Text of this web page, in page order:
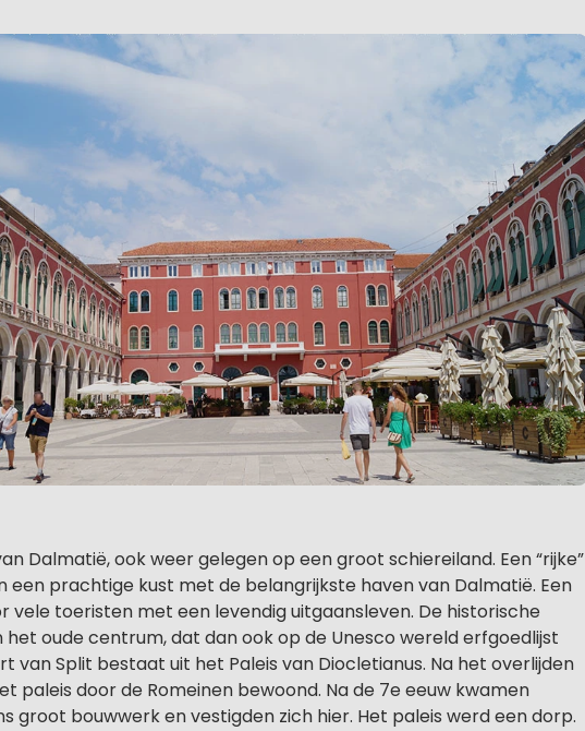
Dalmatië, ook weer gelegen op een groot schiereiland. Een “rijke”
een prachtige kust met de belangrijkste haven van Dalmatië. Een
vele toeristen met een levendig uitgaansleven. De historische
het oude centrum, dat dan ook op de Unesco wereld erfgoedlijst
van Split bestaat uit het Paleis van Diocletianus. Na het overlijden
paleis door de Romeinen bewoond. Na de 7e eeuw kwamen
groot bouwwerk en vestigden zich hier. Het paleis werd een dorp.